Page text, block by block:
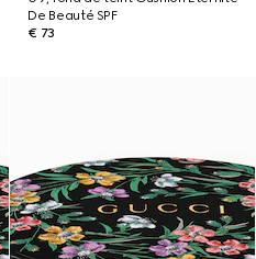
De Beauté SPF
€ 73